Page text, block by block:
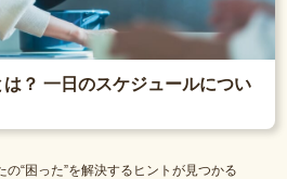
？ 一日のスケジュールについ
“困った”を解決するヒントが見つかる